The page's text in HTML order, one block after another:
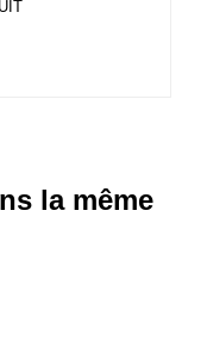
la même